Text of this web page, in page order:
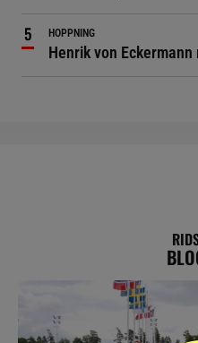
HOPPNING
Henrik von